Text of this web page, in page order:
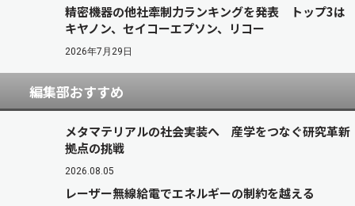
精密機器の他社牽制力ランキングを発表 トップ3は
キヤノン、セイコーエプソン、リコー
2026年7月29日
編集部おすすめ
メタマテリアルの社会実装へ 産学をつなぐ研究革新
拠点の挑戦
2026.08.05
レーザー無線給電でエネルギーの制約を越える